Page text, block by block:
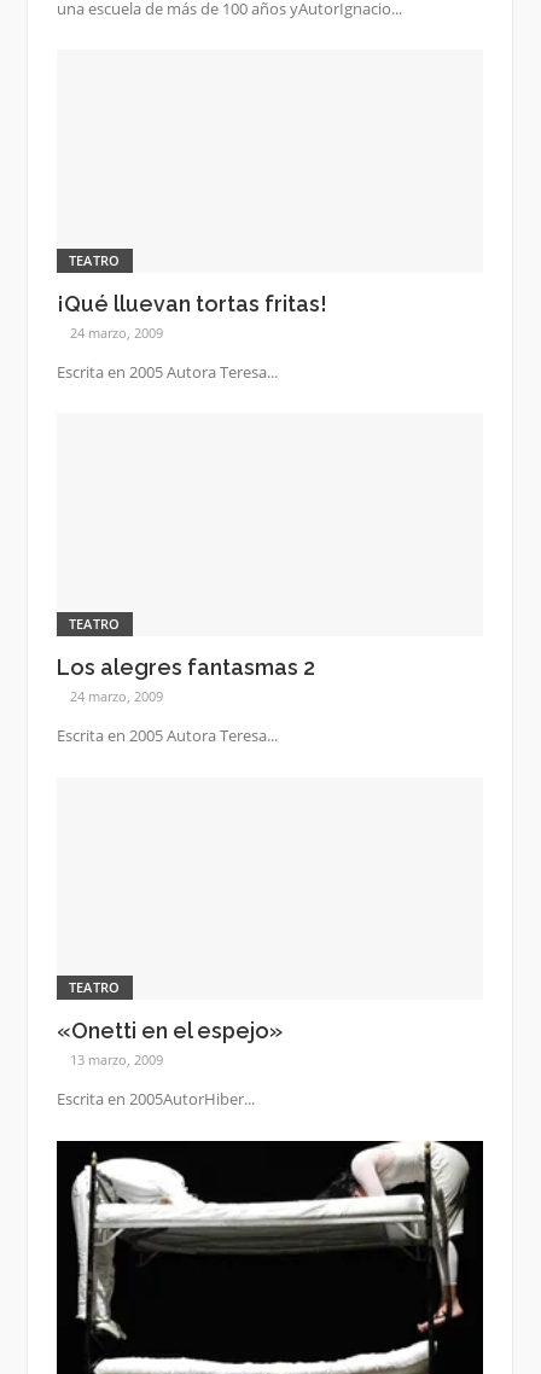
una escuela de más de 100 años yAutorIgnacio...
TEATRO
¡Qué lluevan tortas fritas!
24 marzo, 2009
Escrita en 2005 Autora Teresa...
TEATRO
Los alegres fantasmas 2
24 marzo, 2009
Escrita en 2005 Autora Teresa...
TEATRO
«Onetti en el espejo»
13 marzo, 2009
Escrita en 2005AutorHiber...